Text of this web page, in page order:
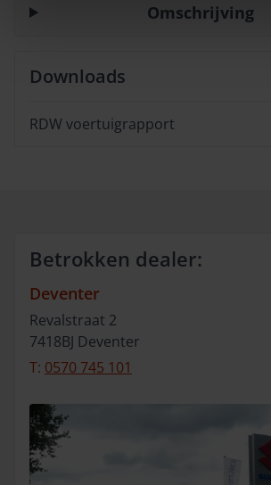
Omschrijving
Downloads
RDW voertuigrapport
Betrokken dealer:
Deventer
Revalstraat 2
7418BJ Deventer
T: 0570 745 101